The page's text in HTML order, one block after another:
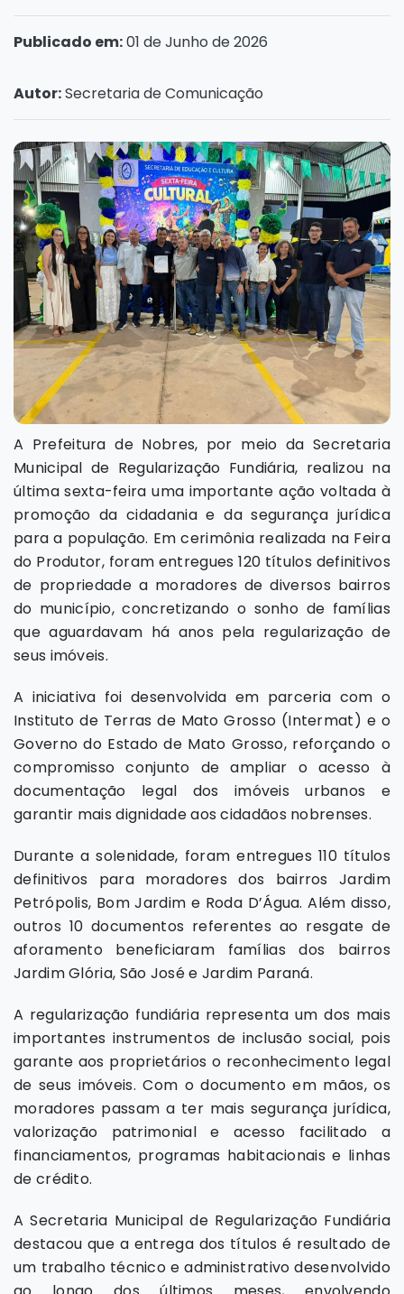
Publicado em:01 de Junho de 2026
Autor:Secretaria de Comunicação
A Prefeitura de Nobres, por meio da Secretaria
Municipal de Regularização Fundiária, realizou na
última sexta-feira uma importante ação voltada à
promoção da cidadania e da segurança jurídica
para a população. Em cerimônia realizada na Feira
do Produtor, foram entregues 120 títulos definitivos
de propriedade a moradores de diversos bairros
do município, concretizando o sonho de famílias
que aguardavam há anos pela regularização de
seus imóveis.
A iniciativa foi desenvolvida em parceria com o
Instituto de Terras de Mato Grosso (Intermat) e o
Governo do Estado de Mato Grosso, reforçando o
compromisso conjunto de ampliar o acesso à
documentação legal dos imóveis urbanos e
garantir mais dignidade aos cidadãos nobrenses.
Durante a solenidade, foram entregues 110 títulos
definitivos para moradores dos bairros Jardim
Petrópolis, Bom Jardim e Roda D’Água. Além disso,
outros 10 documentos referentes ao resgate de
aforamento beneficiaram famílias dos bairros
Jardim Glória, São José e Jardim Paraná.
A regularização fundiária representa um dos mais
importantes instrumentos de inclusão social, pois
garante aos proprietários o reconhecimento legal
de seus imóveis. Com o documento em mãos, os
moradores passam a ter mais segurança jurídica,
valorização patrimonial e acesso facilitado a
financiamentos, programas habitacionais e linhas
de crédito.
A Secretaria Municipal de Regularização Fundiária
destacou que a entrega dos títulos é resultado de
um trabalho técnico e administrativo desenvolvido